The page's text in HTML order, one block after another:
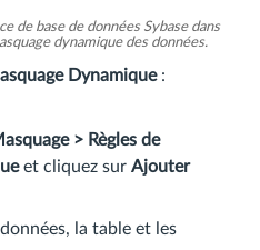
de base de données Sybase dans
dynamique des données.
Dynamique:
> Règles de
et cliquez sur Ajouter
la table et les